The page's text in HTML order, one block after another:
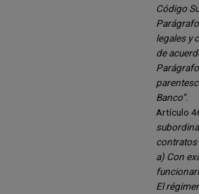
Código
legales y
de
Banco”.
Artículo
contratos
a) Con
El